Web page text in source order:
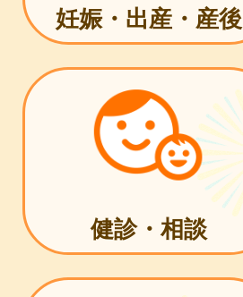
妊娠・出産・産後
健診・相談